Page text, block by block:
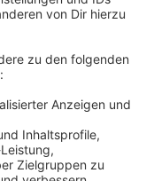
wie Dr.
digitalisiert
oder das
Unternehmen
angewiesen